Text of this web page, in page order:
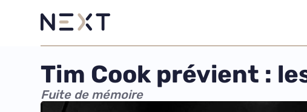
Tim Cook prévient :
Fuite de mémoire